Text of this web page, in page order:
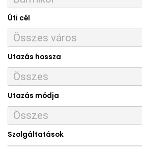
Úti cél
Utazás hossza
Utazás módja
Szolgáltatások